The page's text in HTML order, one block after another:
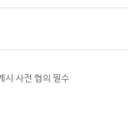
시 사전 협의 필수